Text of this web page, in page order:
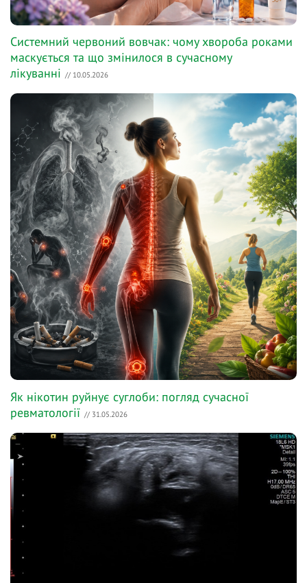
Системний червоний вовчак: чому хвороба роками
маскується та що змінилося в сучасному
лікуванні // 10.05.2026
Як нікотин руйнує суглоби: погляд сучасної
ревматології // 31.05.2026